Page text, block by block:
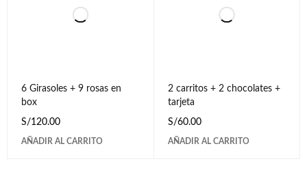
6 Girasoles + 9 rosas en
box
S/120.00
AÑADIR AL CARRITO
2 carritos + 2 chocolates +
tarjeta
S/60.00
AÑADIR AL CARRITO